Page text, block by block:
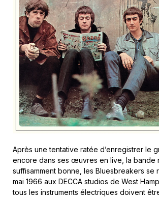
Après une tentative ratée d’enregistrer le
encore dans ses œuvres en live, la bande
suffisamment bonne, les Bluesbreakers se
mai 1966 aux DECCA studios de West
tous les instruments électriques doivent